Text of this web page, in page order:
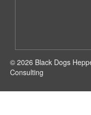
© 2026 Black Dogs
Consulting